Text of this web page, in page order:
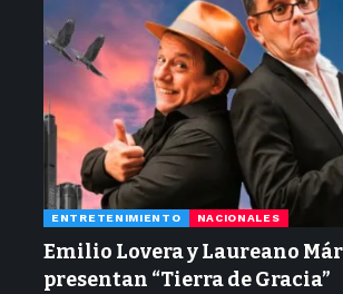
ENTRETENIMIENTO NACIONALES
Emilio Lovera y Laureano
presentan “Tierra de Gracia”